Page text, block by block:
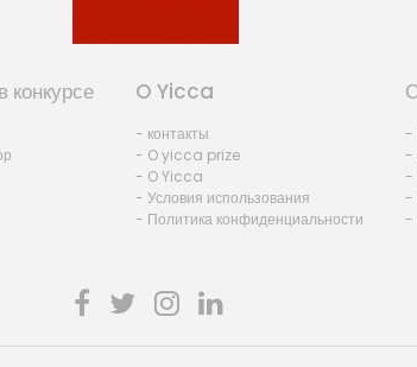
конкурсе O Yicca
- контакты
- O yicca prize
- O Yicca
- Условия использования
- Политика конфиденциальности
-
-
-
-
-